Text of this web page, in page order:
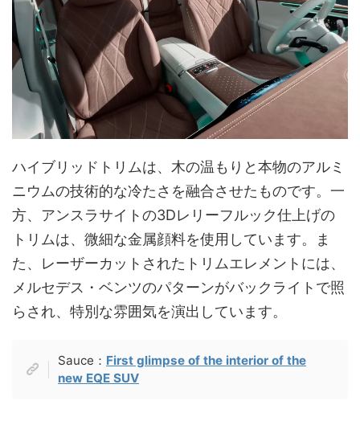
ハイブリッドトリムは、木の温もりと本物のアルミ
ニウムの技術的な冷たさを融合させたものです。一
方、アンスラサイトの3Dレリーフルック仕上げの
トリムは、微細な金属顔料を使用しています。ま
た、レーザーカットされたトリムエレメントには、
メルセデス・ベンツのパターンがバックライトで照
らされ、特別な雰囲気を演出しています。
Sauce： First glimpse of the interior of the
new EQE SUV